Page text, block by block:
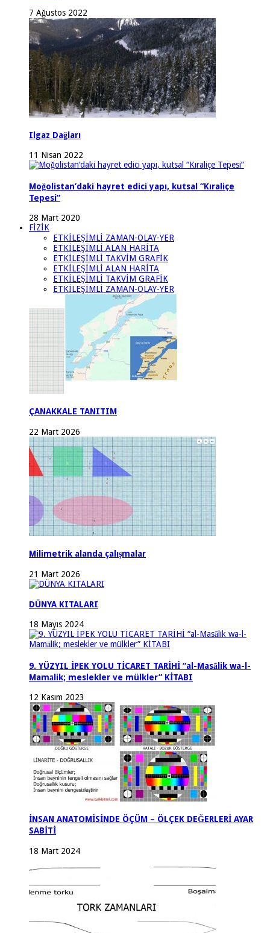
7 Ağustos 2022
Ilgaz Dağları
11 Nisan 2022
Moğolistan’daki hayret edici yapı, kutsal “Kıraliçe
Tepesi”
28 Mart 2020
FİZİK
ETKİLEŞİMLİ ZAMAN-OLAY-YER
ETKİLEŞİMLİ ALAN HARİTA
ETKİLEŞİMLİ TAKVİM GRAFİK
ETKİLEŞİMLİ ALAN HARİTA
ETKİLEŞİMLİ TAKVİM GRAFİK
ETKİLEŞİMLİ ZAMAN-OLAY-YER
ÇANAKKALE TANITIM
22 Mart 2026
Milimetrik alanda çalışmalar
21 Mart 2026
DÜNYA KITALARI
18 Mayıs 2024
9. YÜZYIL İPEK YOLU TİCARET TARİHİ “al-Masālik wa-l-
Mamālik; meslekler ve mülkler” KİTABI
12 Kasım 2023
İNSAN ANATOMİSİNDE ÖÇÜM – ÖLÇEK DEĞERLERİ AYAR
SABİTİ
18 Mart 2024